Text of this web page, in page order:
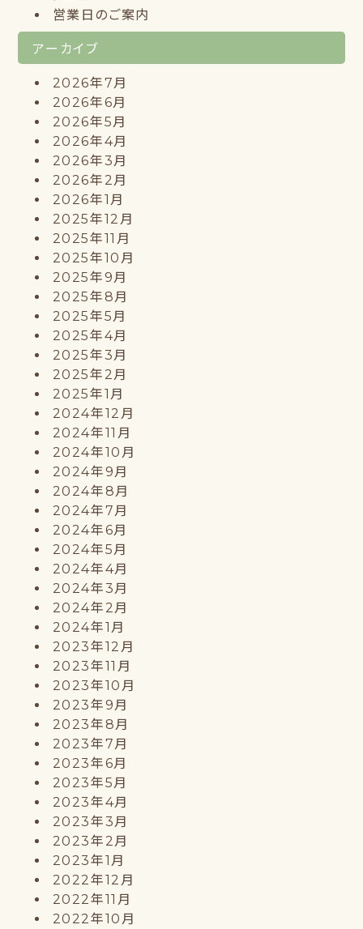
営業日のご案内
アーカイブ
2026年7月
2026年6月
2026年5月
2026年4月
2026年3月
2026年2月
2026年1月
2025年12月
2025年11月
2025年10月
2025年9月
2025年8月
2025年5月
2025年4月
2025年3月
2025年2月
2025年1月
2024年12月
2024年11月
2024年10月
2024年9月
2024年8月
2024年7月
2024年6月
2024年5月
2024年4月
2024年3月
2024年2月
2024年1月
2023年12月
2023年11月
2023年10月
2023年9月
2023年8月
2023年7月
2023年6月
2023年5月
2023年4月
2023年3月
2023年2月
2023年1月
2022年12月
2022年11月
2022年10月